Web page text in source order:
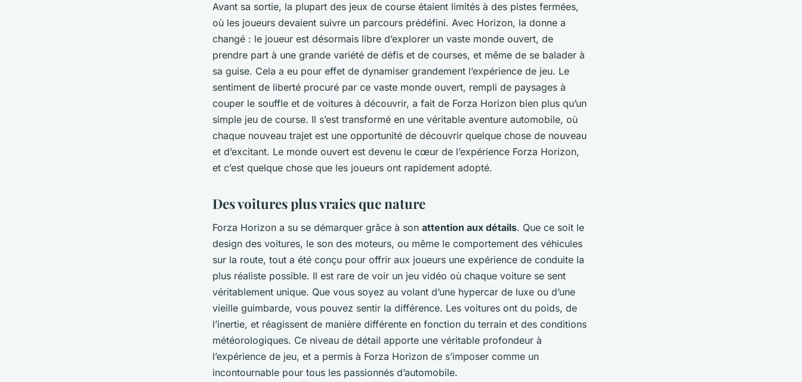
Avant sa sortie, la plupart des jeux de course étaient limités à des pistes fermées,
où les joueurs devaient suivre un parcours prédéfini. Avec Horizon, la donne a
changé : le joueur est désormais libre d’explorer un vaste monde ouvert, de
prendre part à une grande variété de défis et de courses, et même de se balader à
sa guise. Cela a eu pour effet de dynamiser grandement l’expérience de jeu. Le
sentiment de liberté procuré par ce vaste monde ouvert, rempli de paysages à
couper le souffle et de voitures à découvrir, a fait de Forza Horizon bien plus qu’un
simple jeu de course. Il s’est transformé en une véritable aventure automobile, où
chaque nouveau trajet est une opportunité de découvrir quelque chose de nouveau
et d’excitant. Le monde ouvert est devenu le cœur de l’expérience Forza Horizon,
et c’est quelque chose que les joueurs ont rapidement adopté.
Des voitures plus vraies que nature
Forza Horizon a su se démarquer grâce à son attention aux détails. Que ce soit le
design des voitures, le son des moteurs, ou même le comportement des véhicules
sur la route, tout a été conçu pour offrir aux joueurs une expérience de conduite la
plus réaliste possible. Il est rare de voir un jeu vidéo où chaque voiture se sent
véritablement unique. Que vous soyez au volant d’une hypercar de luxe ou d’une
vieille guimbarde, vous pouvez sentir la différence. Les voitures ont du poids, de
l’inertie, et réagissent de manière différente en fonction du terrain et des conditions
météorologiques. Ce niveau de détail apporte une véritable profondeur à
l’expérience de jeu, et a permis à Forza Horizon de s’imposer comme un
incontournable pour tous les passionnés d’automobile.